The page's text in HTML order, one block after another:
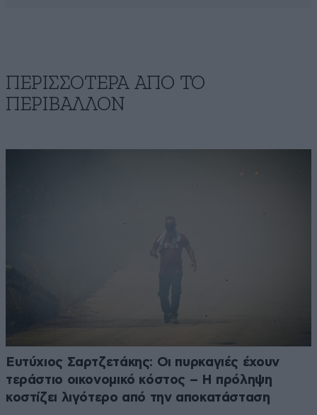
ΠΕΡΙΣΣΟΤΕΡΑ ΑΠΟ ΤΟ
ΠΕΡΙΒΑΛΛΟΝ
Ευτύχιος Σαρτζετάκης: Οι πυρκαγιές έχουν
τεράστιο οικονομικό κόστος – Η πρόληψη
κοστίζει λιγότερο από την αποκατάσταση